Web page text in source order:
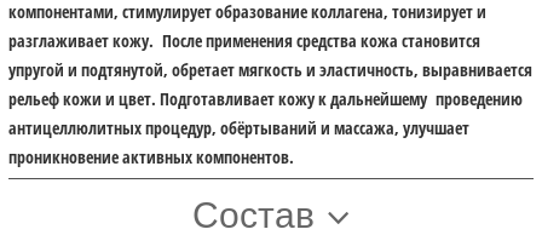
компонентами, стимулирует образование коллагена, тонизирует и
разглаживает кожу. После применения средства кожа становится
упругой и подтянутой, обретает мягкость и эластичность, выравнивается
рельеф кожи и цвет. Подготавливает кожу к дальнейшему проведению
антицеллюлитных процедур, обёртываний и массажа, улучшает
проникновение активных компонентов.
Состав